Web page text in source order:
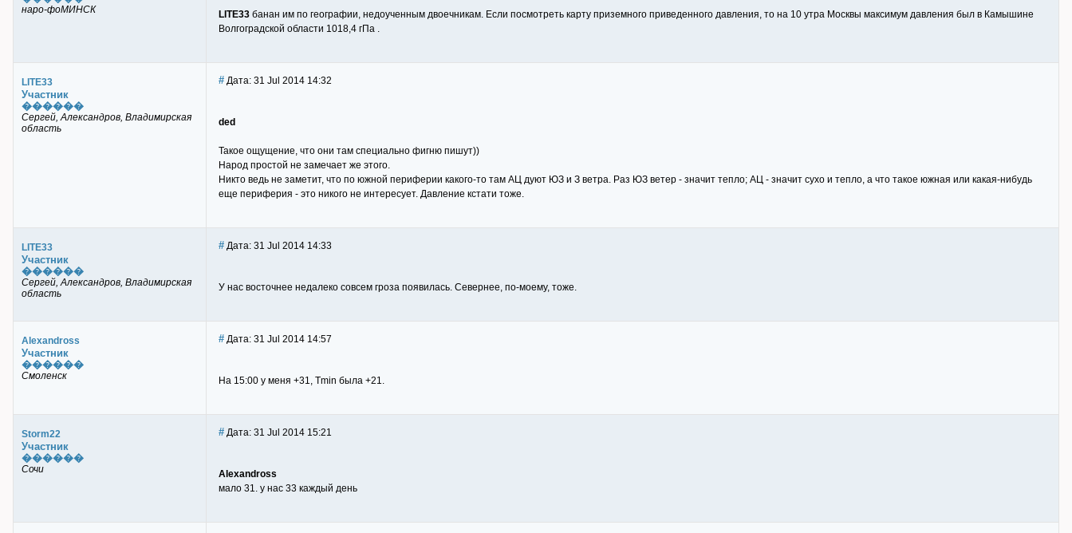
наро-фоМИНСК LITE33 банан им по географии, недоученным двоечникам. Если посмотреть карту приземного приведенного давления, то на 10 утра Москвы максимум давления был в Камышине
Волгоградской области 1018,4 гПа .
LITE33
Участник
������
Сергей, Александров, Владимирская
область
# Дата: 31 Jul 2014 14:32
ded
Такое ощущение, что они там специально фигню пишут))
Народ простой не замечает же этого.
Никто ведь не заметит, что по южной периферии какого-то там АЦ дуют ЮЗ и З ветра. Раз ЮЗ ветер - значит тепло; АЦ - значит сухо и тепло, а что такое южная или какая-нибудь
еще периферия - это никого не интересует. Давление кстати тоже.
LITE33
Участник
������
Сергей, Александров, Владимирская
область
# Дата: 31 Jul 2014 14:33
У нас восточнее недалеко совсем гроза появилась. Севернее, по-моему, тоже.
Alexandross
Участник
������
Смоленск
# Дата: 31 Jul 2014 14:57
На 15:00 у меня +31, Tmin была +21.
Storm22
Участник
������
Сочи
# Дата: 31 Jul 2014 15:21
Alexandross
мало 31. у нас 33 каждый день